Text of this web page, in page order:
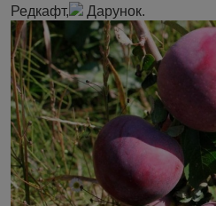
Редкафт, Дарунок.